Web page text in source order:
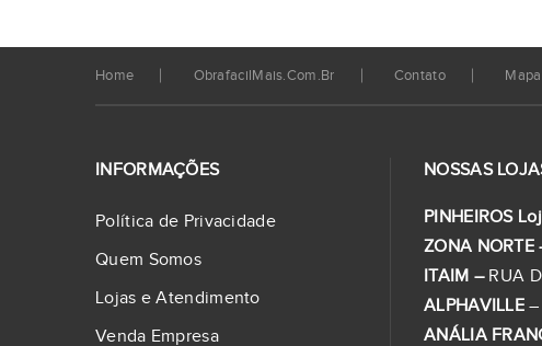
Home ObrafacilMais.com.br Contato
INFORMAÇÕES
Política de Privacidade
Quem Somos
Lojas e Atendimento
Venda Empresa
NOSSAS
PINHEIROS
ZONA NORTE
ITAIM – RUA
ALPHAVILLE –
ANÁLIA